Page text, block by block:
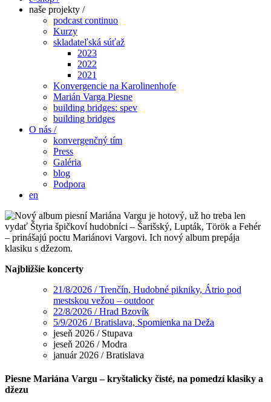
naše projekty /
podcast continuo
Kurzy
skladateľská súťaž
2023
2022
2021
Konvergencie na Karolinenhofe
Marián Varga Piesne
building bridges: spev
building bridges
O nás /
konvergenčný tím
Press
Galéria
blog
Podpora
en
Najbližšie koncerty
21/8/2026 / Trenčín, Hudobné pikniky, Átrio pod
mestskou vežou – outdoor
22/8/2026 / Hrad Bzovík
5/9/2026 / Bratislava, Spomienka na Deža
jeseň 2026 / Stupava
jeseň 2026 / Modra
január 2026 / Bratislava
Piesne Mariána Vargu – kryštalicky čisté, na pomedzí klasiky a
džezu